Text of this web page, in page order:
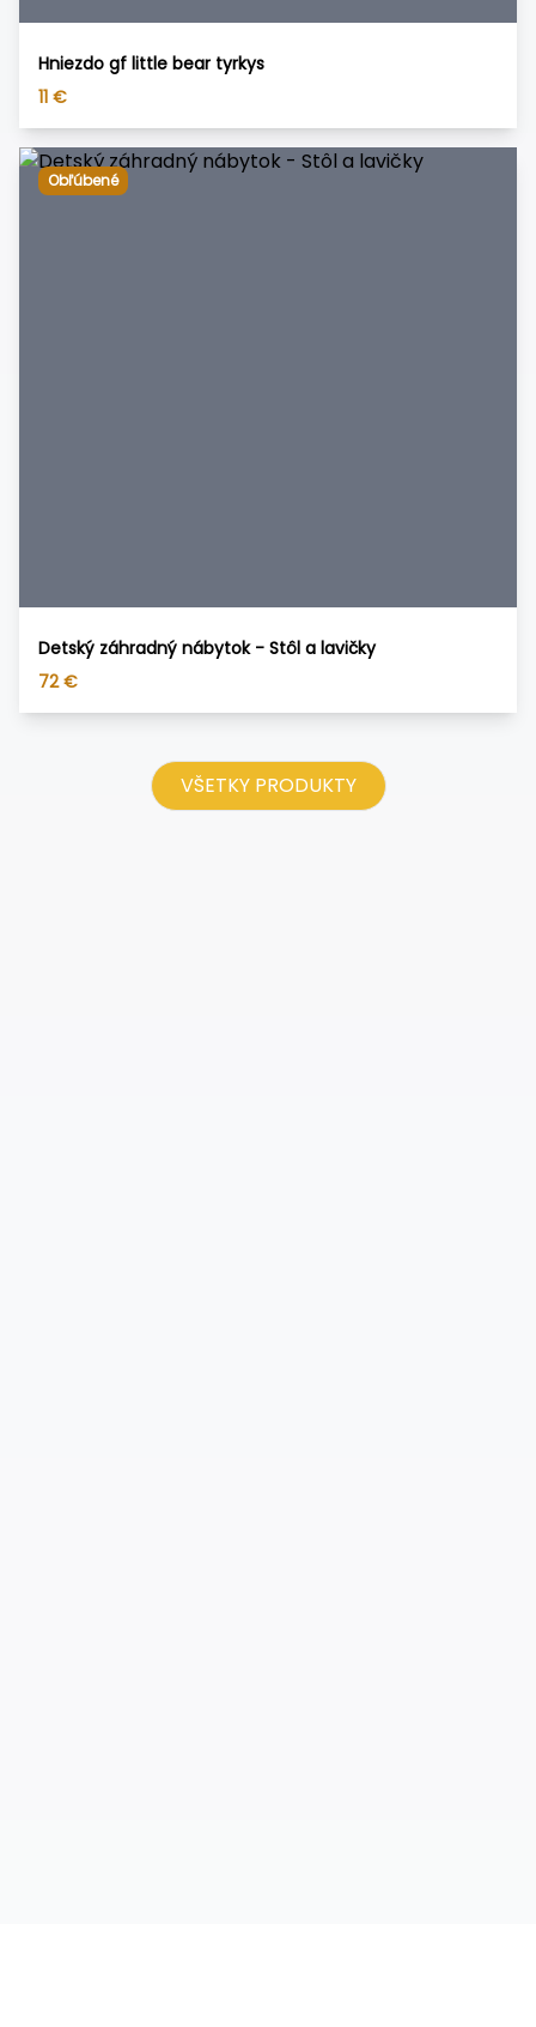
Hniezdo gf little bear tyrkys
11 €
Obľúbené
Detský záhradný nábytok - Stôl a lavičky
72 €
VŠETKY PRODUKTY